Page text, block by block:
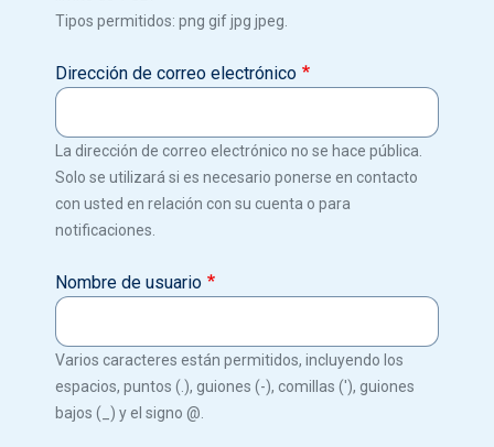
Tipos permitidos: png gif jpg jpeg.
Dirección de correo electrónico
La dirección de correo electrónico no se hace pública.
Solo se utilizará si es necesario ponerse en contacto
con usted en relación con su cuenta o para
notificaciones.
Nombre de usuario
Varios caracteres están permitidos, incluyendo los
espacios, puntos (.), guiones (-), comillas ('), guiones
bajos (_) y el signo @.